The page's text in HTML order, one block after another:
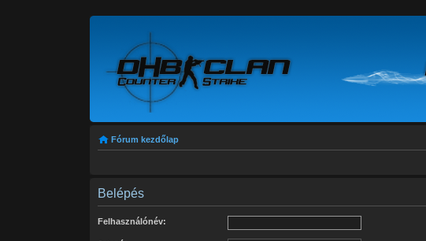
Fórum kezdőlap
Belépés
Felhasználónév: